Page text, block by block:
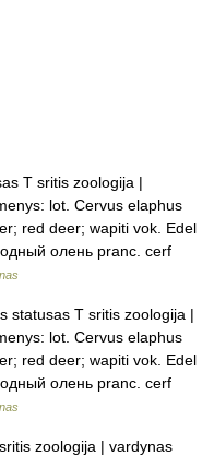
T sritis zoologija |
lot. Cervus elaphus
red deer; wapiti vok. Edel
олень pranc. cerf
T sritis zoologija |
lot. Cervus elaphus
red deer; wapiti vok. Edel
олень pranc. cerf
zoologija | vardynas